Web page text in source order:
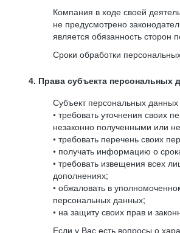
Компания в ходе своей
не предусмотрено
является обязанность
Сроки обработки
4. Права субъекта персональных
Субъект персональных
• требовать уточнения своих
незаконно полученными или
• требовать перечень своих
• получать информацию о
• требовать извещения всех
дополнениях;
• обжаловать в
персональных данных;
• на защиту своих прав и
Если у Вас есть вопросы о